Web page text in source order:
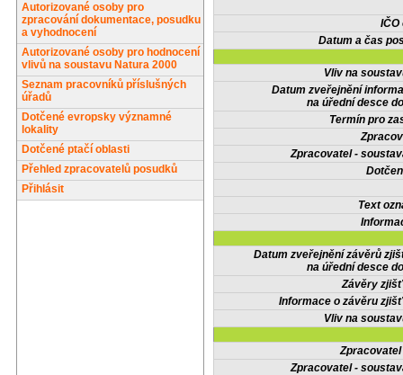
Autorizované osoby pro
zpracování dokumentace, posudku
a vyhodnocení
Autorizované osoby pro hodnocení
vlivů na soustavu Natura 2000
Seznam pracovníků příslušných
úřadů
Dotčené evropsky významné
lokality
Dotčené ptačí oblasti
Přehled zpracovatelů posudků
Přihlásit
IČO
Datum a čas
Vliv na
Datum zveřejnění
na úřední desce
Termín pro
Zpracovatel -
Text
Datum zveřejnění závěrů
na úřední desce
Závěry
Informace o závěru
Vliv na
Zpracovatel -